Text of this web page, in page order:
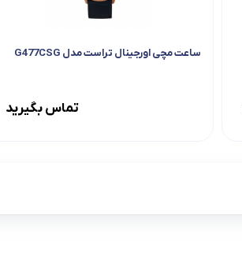
همزن
هود
ساعت مچی اورجینال تراست مدل G477CSG
تماس بگیرید